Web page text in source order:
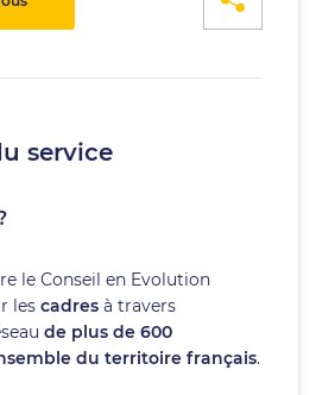
service
le Conseil en Evolution
les cadres à travers
de plus de 600
du territoire français.